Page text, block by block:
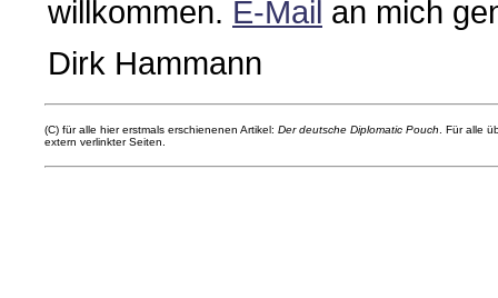
willkommen. E-Mail an mich
Dirk Hammann
(C) für alle hier erstmals erschienenen Artikel: Der deutsche Diplomatic Pouch . Für alle
extern verlinkter Seiten.